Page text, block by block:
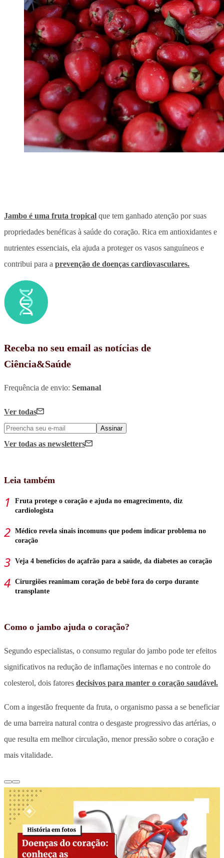
Jambo é uma fruta tropical que tem ganhado atenção por suas
propriedades benéficas à saúde do coração. Rica em antioxidantes e
nutrientes essenciais, ela ajuda a proteger os vasos sanguíneos e
contribui para a prevenção de doenças cardiovasculares.
Receba no seu email as notícias de
Ciência&Saúde
Frequência de envio: Semanal
Ver todas
Assinar
Ver todas as newsletters
Leia também
Fruta protege o coração e ajuda no emagrecimento, diz
cardiologista
Médico revela sinais incomuns que podem indicar problema no
coração
Veja 4 benefícios do açafrão para a saúde, da diabetes ao coração
Cirurgiões reanimam coração de bebê fora do corpo durante
transplante
Como o jambo ajuda o coração?
Segundo especialistas, o consumo regular do jambo pode ter efeitos
significativos na redução de inflamações internas e no controle do
colesterol, dois fatores decisivos para manter o coração saudável.
Com a ingestão frequente da fruta, o organismo passa a se beneficiar
de uma barreira natural contra o desgaste progressivo das artérias, o
que resulta em melhor circulação, menor pressão sobre o coração e
mais vitalidade.